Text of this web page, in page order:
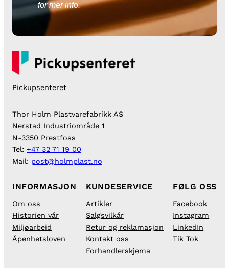
for mer info.
Pickupsenteret
Thor Holm Plastvarefabrikk AS
Nerstad Industriområde 1
N-3350 Prestfoss
Tel: +47 32 71 19 00
Mail: post@holmplast.no
INFORMASJON
Om oss
Historien vår
Miljøarbeid
Åpenhetsloven
KUNDESERVICE
Artikler
Salgsvilkår
Retur og reklamasjon
Kontakt oss
Forhandlerskjema
FØLG OSS
Facebook
Instagram
LinkedIn
Tik Tok